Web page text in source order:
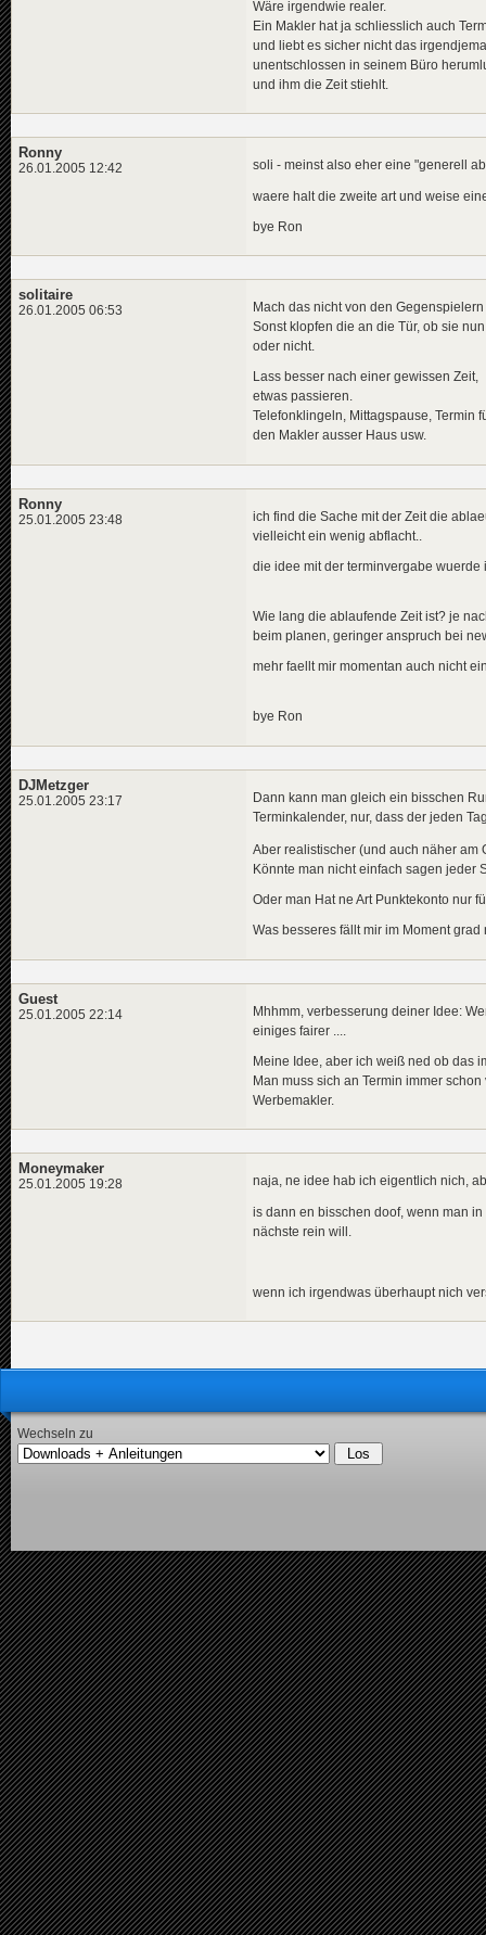
Wäre irgendwie realer.
Ein Makler hat ja schliesslich auch
und liebt es sicher nicht das
unentschlossen in seinem Büro
und ihm die Zeit stiehlt.
Ronny
26.01.2005 12:42 soli - meinst also eher eine "generell
waere halt die zweite art und weise
bye Ron
solitaire
26.01.2005 06:53
Mach das nicht von den
Sonst klopfen die an die Tür, ob sie
oder nicht.
Lass besser nach einer gewissen Zeit,
etwas passieren.
Telefonklingeln, Mittagspause, Termin
den Makler ausser Haus usw.
Ronny
25.01.2005 23:48
ich find die Sache mit der Zeit die
vielleicht ein wenig abflacht..
die idee mit der terminvergabe
Wie lang die ablaufende Zeit ist? je
beim planen, geringer anspruch bei
mehr faellt mir momentan auch nicht
bye Ron
DJMetzger
25.01.2005 23:17
Dann kann man gleich ein bisschen
Terminkalender, nur, dass der jeden
Aber realistischer (und auch näher am
Könnte man nicht einfach sagen jeder
Oder man Hat ne Art Punktekonto nur
Was besseres fällt mir im Moment grad
Guest
25.01.2005 22:14
Mhhmm, verbesserung deiner Idee:
einiges fairer ....
Meine Idee, aber ich weiß ned ob das
Man muss sich an Termin immer
Werbemakler.
Moneymaker
25.01.2005 19:28 naja, ne idee hab ich eigentlich nich,
is dann en bisschen doof, wenn man
nächste rein will.
wenn ich irgendwas überhaupt nich
Wechseln zu